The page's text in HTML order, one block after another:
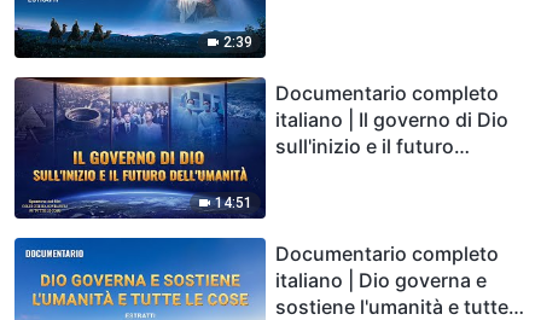
2:39
14:51
Documentario completo
italiano | Il governo di Dio
sull'inizio e il futuro
Documentario completo
italiano | Dio governa e
sostiene l'umanità e tutte